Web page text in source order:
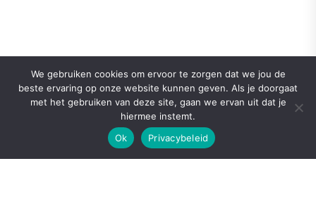
We gebruiken cookies om ervoor te zorgen dat we jou de
beste ervaring op onze website kunnen geven. Als je doorgaat
met het gebruiken van deze site, gaan we ervan uit dat je
hiermee instemt.
Ok
Privacybeleid